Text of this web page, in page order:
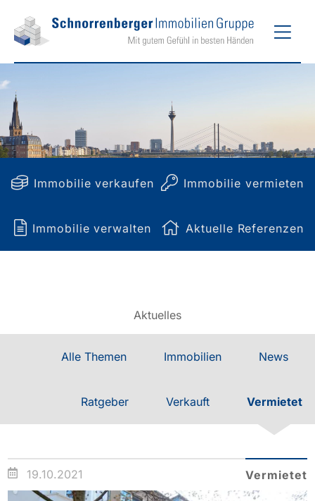
Inhalt
Immobilie verkaufen Immobilie vermieten
Immobilie verwalten Aktuelle Referenzen
Aktuelles
Alle Themen Immobilien News
Ratgeber Verkauft Vermietet
19.10.2021 Vermietet